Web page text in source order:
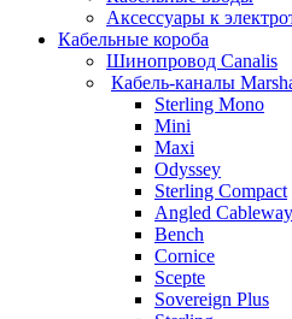
Аксессуары к
Кабельные короба
Шинопровод Canalis
Кабель-каналы
Sterling Mono
Mini
Maxi
Odyssey
Sterling Compact
Angled Cableway
Bench
Cornice
Scepte
Sovereign Plus